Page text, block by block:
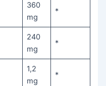
360
mg
*
240
mg
*
1,2
mg
*